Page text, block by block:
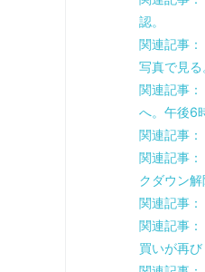
認。
関連記事
写真で見る
関連記事
へ。午後6
関連記事
関連記事
クダウン
関連記事
関連記事
買いが再び